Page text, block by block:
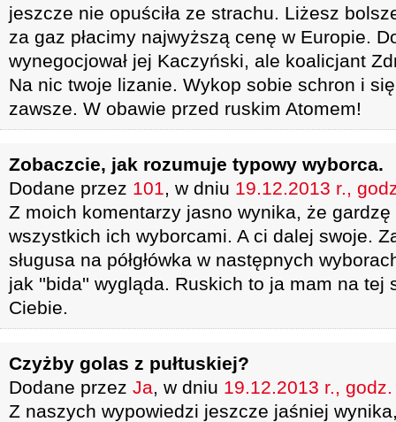
jeszcze nie opuściła ze strachu. Liżesz
za gaz płacimy najwyższą cenę w Europie.
wynegocjował jej Kaczyński, ale koalicjant
Na nic twoje lizanie. Wykop sobie schron i
zawsze. W obawie przed ruskim Atomem!
Zobaczcie, jak rozumuje typowy wyborca.
Dodane przez 101, w dniu 19.12.2013 r.,
Z moich komentarzy jasno wynika, że
wszystkich ich wyborcami. A ci dalej swoje.
sługusa na półgłówka w następnych
jak ''bida'' wygląda. Ruskich to ja mam na tej
Ciebie.
Czyżby golas z pułtuskiej?
Dodane przez Ja, w dniu 19.12.2013 r.,
Z naszych wypowiedzi jeszcze jaśniej